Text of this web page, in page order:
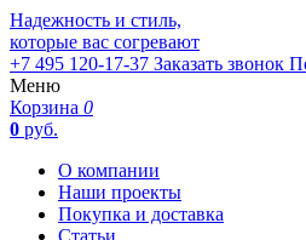
Надежность и стиль,
которые вас согревают
+7 495 120-17-37 Заказать звонок
Меню
Корзина 0
0 руб.
О компании
Наши проекты
Покупка и доставка
Статьи